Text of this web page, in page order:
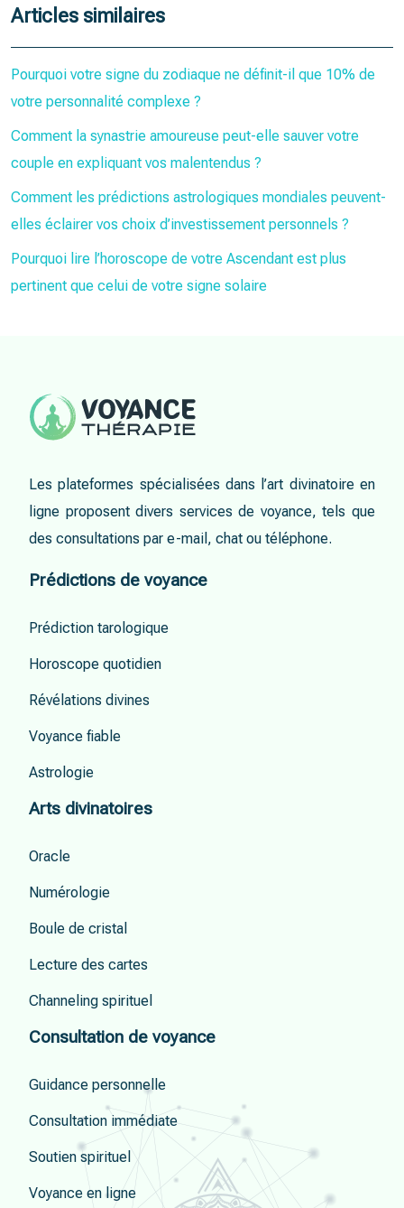
Articles similaires
Pourquoi votre signe du zodiaque ne définit-il que 10% de
votre personnalité complexe ?
Comment la synastrie amoureuse peut-elle sauver votre
couple en expliquant vos malentendus ?
Comment les prédictions astrologiques mondiales peuvent-
elles éclairer vos choix d’investissement personnels ?
Pourquoi lire l’horoscope de votre Ascendant est plus
pertinent que celui de votre signe solaire
Les plateformes spécialisées dans l’art divinatoire en
ligne proposent divers services de voyance, tels que
des consultations par e-mail, chat ou téléphone.
Prédictions de voyance
Prédiction tarologique
Horoscope quotidien
Révélations divines
Voyance fiable
Astrologie
Arts divinatoires
Oracle
Numérologie
Boule de cristal
Lecture des cartes
Channeling spirituel
Consultation de voyance
Guidance personnelle
Consultation immédiate
Soutien spirituel
Voyance en ligne